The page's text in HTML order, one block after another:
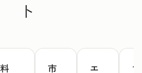
ト
市
エ
マ